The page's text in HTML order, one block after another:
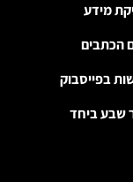
מידע
הכתבים
בפייסבוק
שבע ביחד